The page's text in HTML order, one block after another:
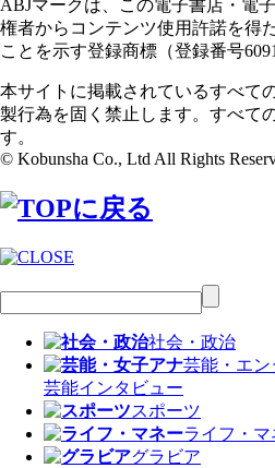
ABJマークは、この電子書店・電
権者からコンテンツ使用許諾を得
ことを示す登録商標（登録番号
本サイトに掲載されているすべて
製行為を固く禁止します。すべて
す。
© Kobunsha Co., Ltd All Rights
社会・政治
芸能・エン
芸能インタビュー
スポーツ
ライフ・マ
グラビア